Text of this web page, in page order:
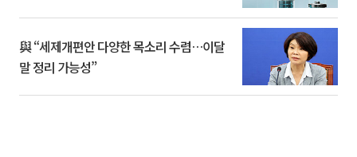
與 “세제개편안 다양한 목소리 수렴…이달
말 정리 가능성”